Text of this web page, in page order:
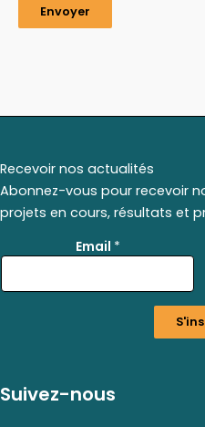
Envoyer
Recevoir nos actualités
Abonnez-vous pour recevoir
projets en cours, résultats et
Email *
Suivez-nous